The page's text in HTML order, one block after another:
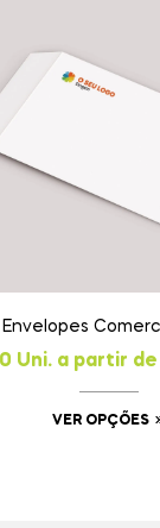
VER OPÇÕES